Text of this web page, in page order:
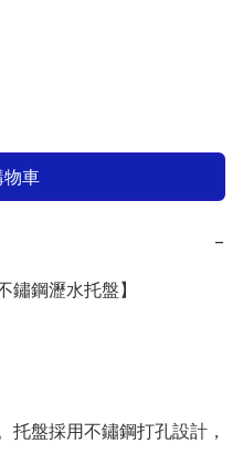
物車
−
鏽鋼瀝水托盤】
托盤採用不鏽鋼打孔設計，